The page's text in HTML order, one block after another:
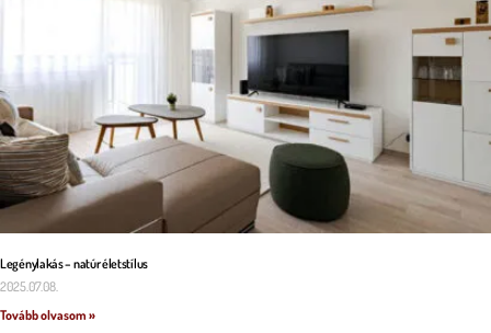
Legénylakás – natúr életstílus
2025.07.08.
Tovább olvasom »